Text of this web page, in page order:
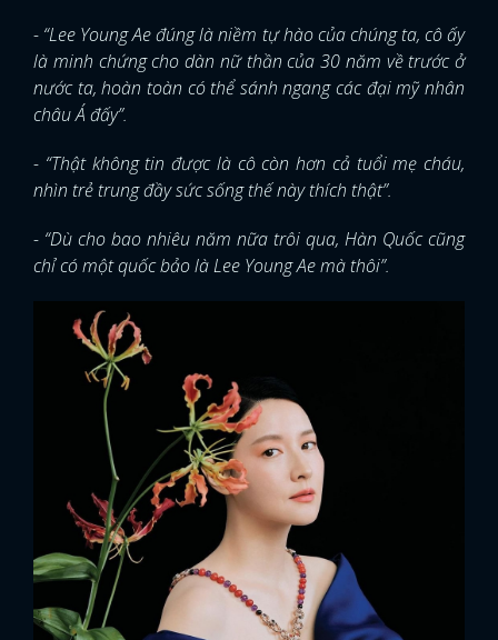
- “Lee Young Ae đúng là niềm tự hào của chúng ta, cô ấy
là minh chứng cho dàn nữ thần của 30 năm về trước ở
nước ta, hoàn toàn có thể sánh ngang các đại mỹ nhân
châu Á đấy”.
- “Thật không tin được là cô còn hơn cả tuổi mẹ cháu,
nhìn trẻ trung đầy sức sống thế này thích thật”.
- “Dù cho bao nhiêu năm nữa trôi qua, Hàn Quốc cũng
chỉ có một quốc bảo là Lee Young Ae mà thôi”.